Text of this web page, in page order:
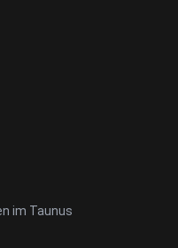
im Taunus